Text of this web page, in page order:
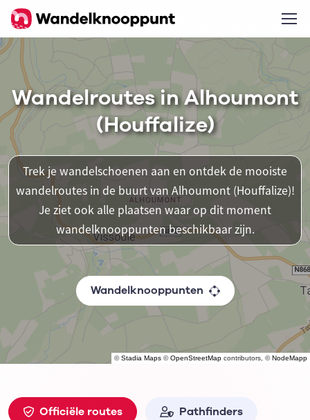
©Stadia Maps ©OpenStreetMap contributors, ©NodeMapp
Wandelroutes in Alhoumont
(Houffalize)
Trek je wandelschoenen aan en ontdek de mooiste
wandelroutes in de buurt van Alhoumont (Houffalize)!
Je ziet ook alle plaatsen waar op dit moment
wandelknooppunten beschikbaar zijn.
Wandelknooppunten
Officiële routes Pathfinders